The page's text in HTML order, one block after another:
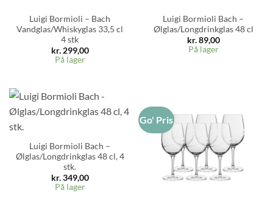
Luigi Bormioli – Bach
Vandglas/Whiskyglas 33,5 cl
4 stk
kr.299,00
På lager
Luigi Bormioli Bach –
Ølglas/Longdrinkglas 48 cl
kr.89,00
På lager
Luigi Bormioli Bach –
Ølglas/Longdrinkglas 48 cl, 4
stk.
kr.349,00
På lager
Go' Pris